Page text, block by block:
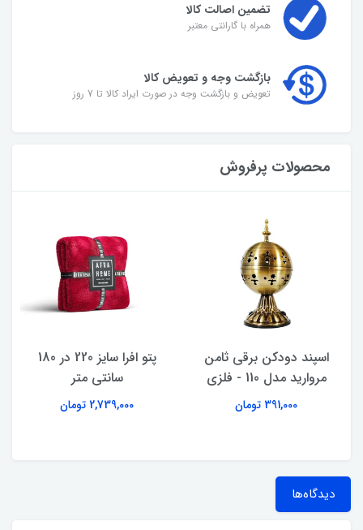
تضمین اصالت کالا
همراه با گارانتی معتبر
بازگشت وجه و تعویض کالا
تعویض و بازگشت وجه در صورت ایراد کالا تا 7 روز
محصولات پرفروش
اسپند دودکن برقی ثامن
مروارید مدل 110 - فلزی
391,000 تومان
پتو افرا سایز 220 در 180
سانتی متر
2,739,000 تومان
دیدگاه‌ها